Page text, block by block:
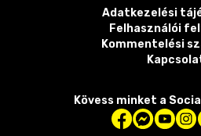
Adatkezelési
Felhasználói
Kommentelési
Kövess minket a